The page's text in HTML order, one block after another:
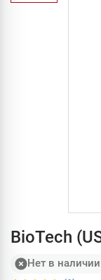
BioTech
Нет в наличии